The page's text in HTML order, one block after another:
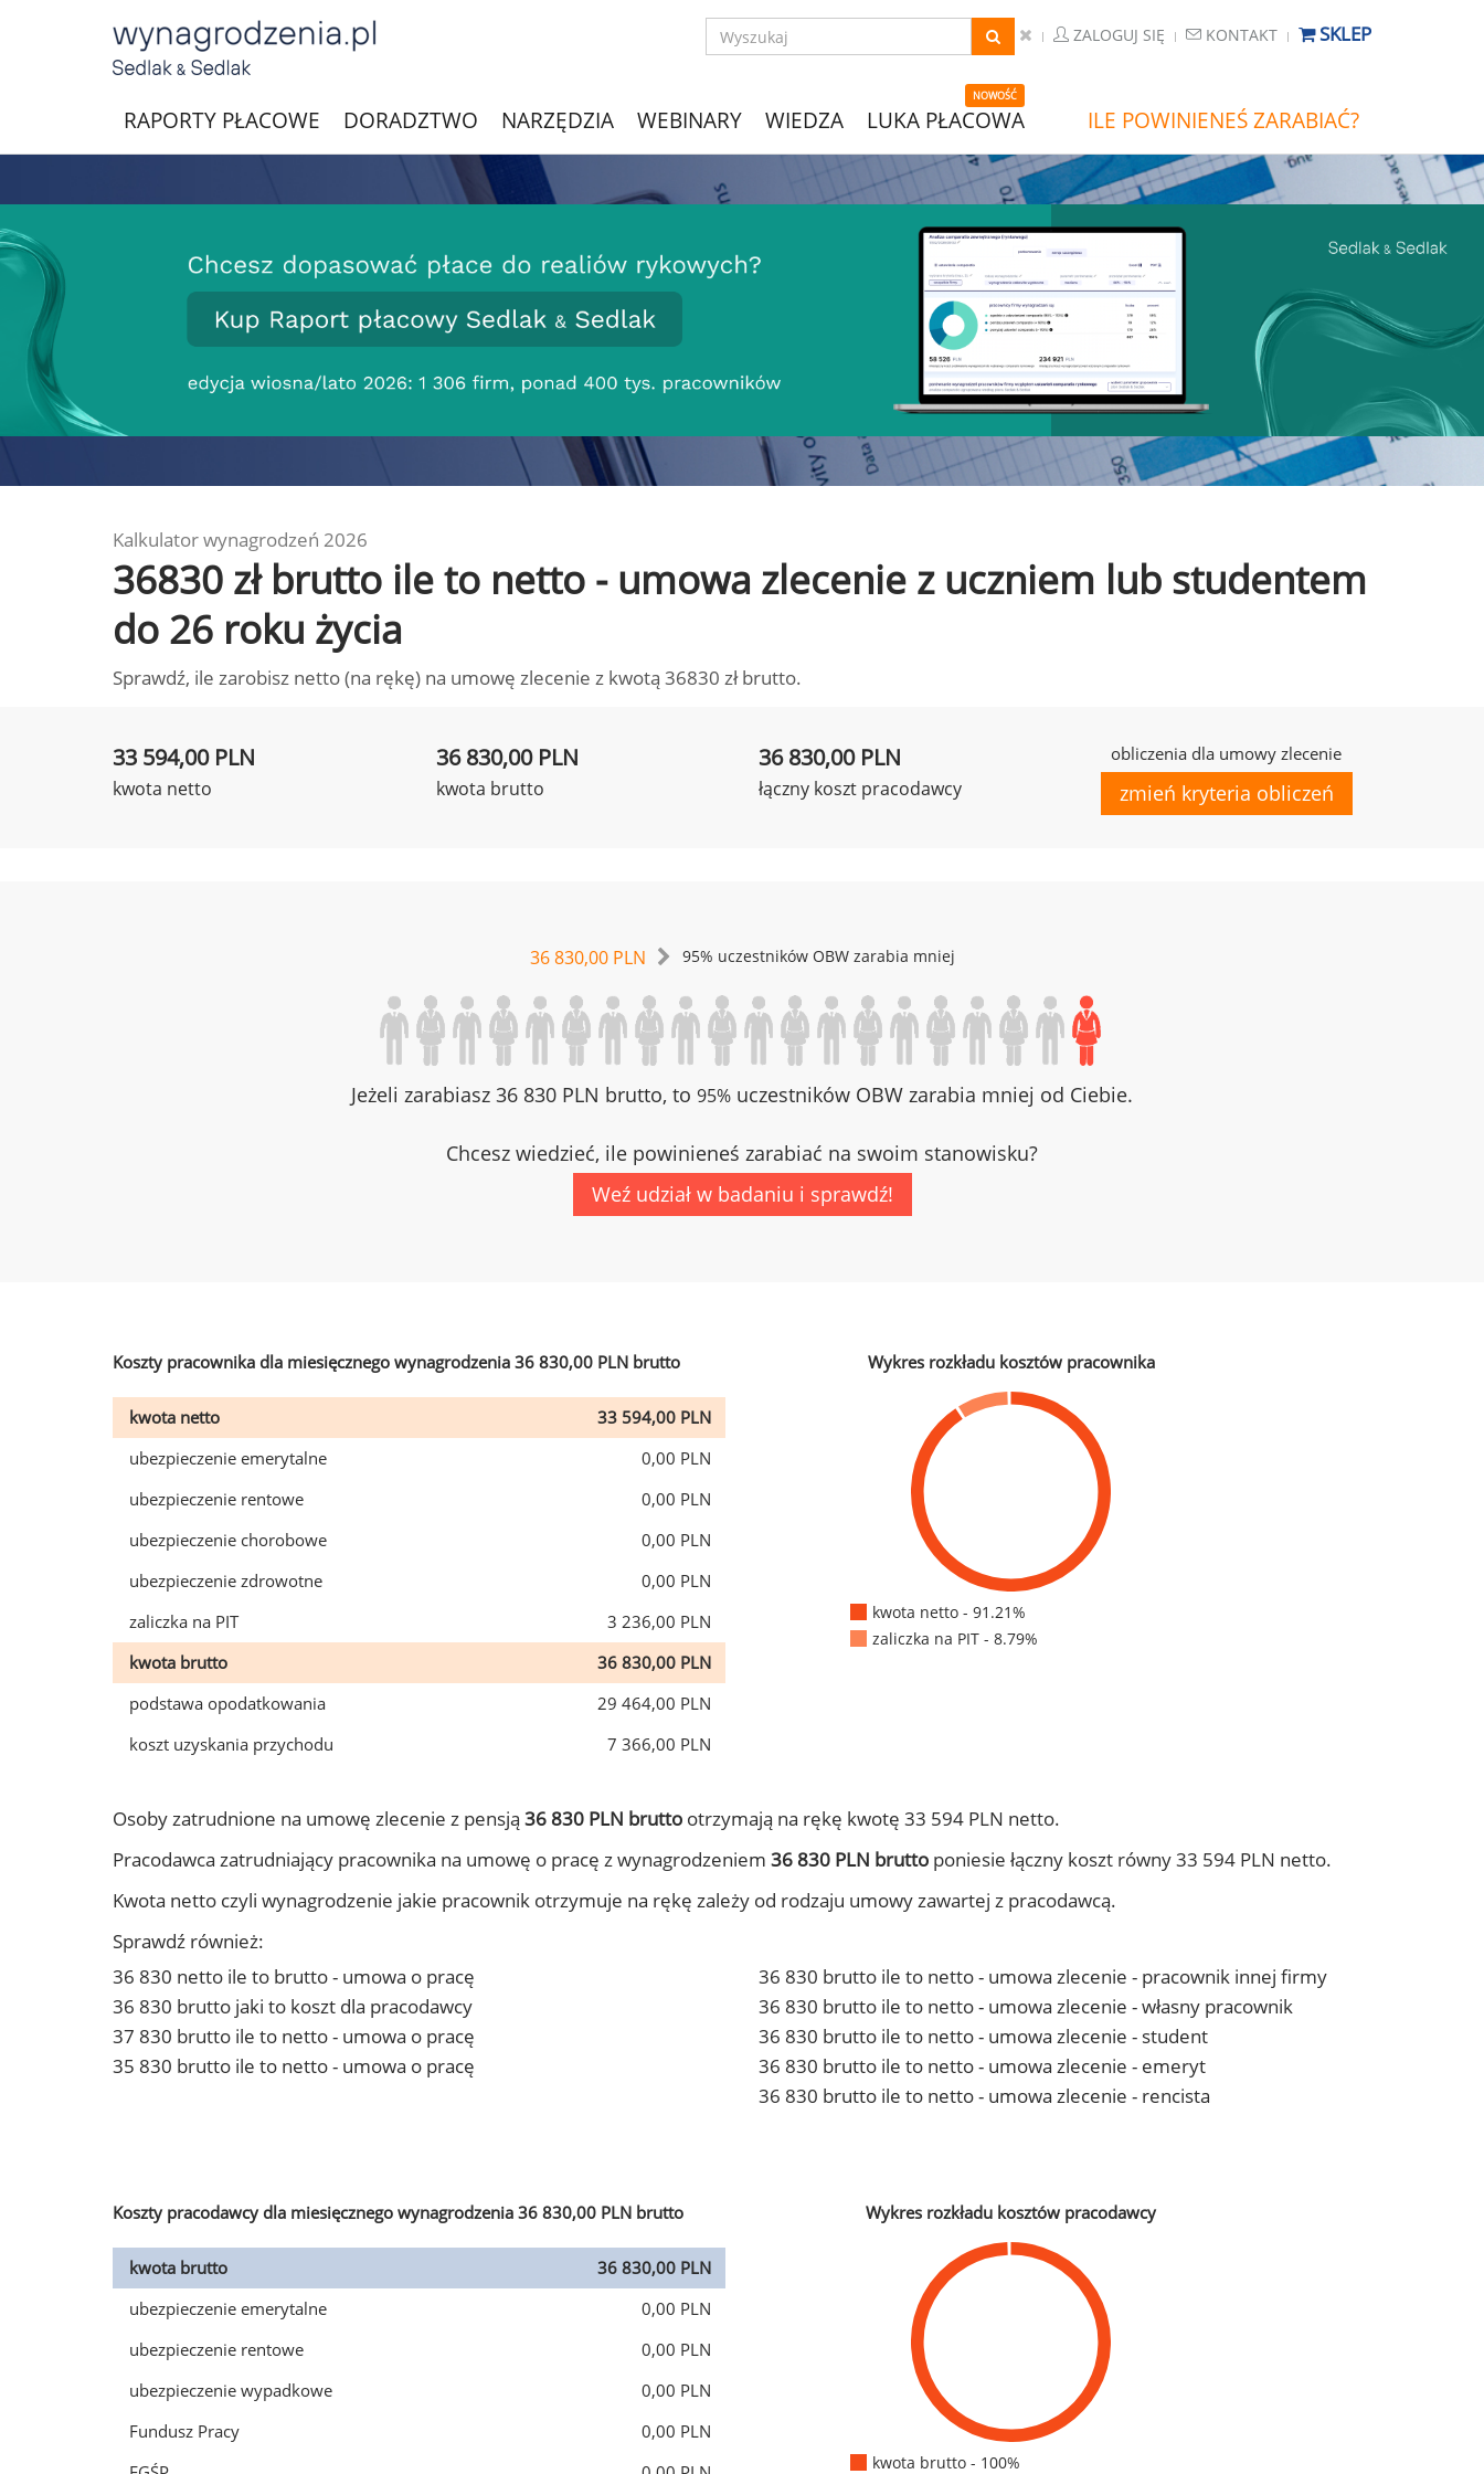
ZALOGUJ SIĘ KONTAKT SKLEP
RAPORTY PŁACOWE DORADZTWO NARZĘDZIA WEBINARY WIEDZA
NOWOŚĆ
LUKA PŁACOWA ILE POWINIENEŚ ZARABIAĆ?
Kalkulator wynagrodzeń 2026
36830 zł brutto ile to netto - umowa zlecenie z uczniem lub studentem
do 26 roku życia
Sprawdź, ile zarobisz netto (na rękę) na umowę zlecenie z kwotą 36830 zł brutto.
33 594,00 PLN
kwota netto
36 830,00 PLN
kwota brutto
36 830,00 PLN
łączny koszt pracodawcy
obliczenia dla umowy zlecenie
zmień kryteria obliczeń
36 830,00 PLN 95% uczestników OBW zarabia mniej
Jeżeli zarabiasz 36 830 PLN brutto, to 95% uczestników OBW zarabia mniej od Ciebie.
Chcesz wiedzieć, ile powinieneś zarabiać na swoim stanowisku?
Weź udział w badaniu i sprawdź!
Koszty pracownika dla miesięcznego wynagrodzenia 36 830,00 PLN brutto
kwota netto
33 594,00 PLN
ubezpieczenie emerytalne
0,00 PLN
ubezpieczenie rentowe
0,00 PLN
ubezpieczenie chorobowe
0,00 PLN
ubezpieczenie zdrowotne
0,00 PLN
zaliczka na PIT
3 236,00 PLN
kwota brutto
36 830,00 PLN
podstawa opodatkowania
29 464,00 PLN
koszt uzyskania przychodu
7 366,00 PLN
Wykres rozkładu kosztów pracownika
kwota netto - 91.21%
zaliczka na PIT - 8.79%
Osoby zatrudnione na umowę zlecenie z pensją 36 830 PLN brutto otrzymają na rękę kwotę 33 594 PLN netto.
Pracodawca zatrudniający pracownika na umowę o pracę z wynagrodzeniem 36 830 PLN brutto poniesie łączny koszt równy 33 594 PLN netto.
Kwota netto czyli wynagrodzenie jakie pracownik otrzymuje na rękę zależy od rodzaju umowy zawartej z pracodawcą.
Sprawdź również:
36 830 netto ile to brutto - umowa o pracę
36 830 brutto jaki to koszt dla pracodawcy
37 830 brutto ile to netto - umowa o pracę
35 830 brutto ile to netto - umowa o pracę
36 830 brutto ile to netto - umowa zlecenie - pracownik innej firmy
36 830 brutto ile to netto - umowa zlecenie - własny pracownik
36 830 brutto ile to netto - umowa zlecenie - student
36 830 brutto ile to netto - umowa zlecenie - emeryt
36 830 brutto ile to netto - umowa zlecenie - rencista
Koszty pracodawcy dla miesięcznego wynagrodzenia 36 830,00 PLN brutto
kwota brutto
36 830,00 PLN
ubezpieczenie emerytalne
0,00 PLN
ubezpieczenie rentowe
0,00 PLN
ubezpieczenie wypadkowe
0,00 PLN
Fundusz Pracy
0,00 PLN
Wykres rozkładu kosztów pracodawcy
kwota brutto - 100%